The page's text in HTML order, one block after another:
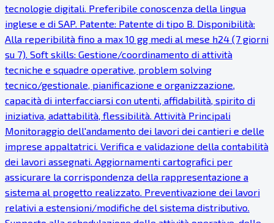
tecnologie digitali. Preferibile conoscenza della lingua
inglese e di SAP. Patente: Patente di tipo B. Disponibilità:
Alla reperibilità fino a max 10 gg medi al mese h24 (7 giorni
su 7). Soft skills: Gestione/coordinamento di attività
tecniche e squadre operative, problem solving
tecnico/gestionale, pianificazione e organizzazione,
capacità di interfacciarsi con utenti, affidabilità, spirito di
iniziativa, adattabilità, flessibilità. Attività Principali
Monitoraggio dell'andamento dei lavori dei cantieri e delle
imprese appaltatrici. Verifica e validazione della contabilità
dei lavori assegnati. Aggiornamenti cartografici per
assicurare la corrispondenza della rappresentazione a
sistema al progetto realizzato. Preventivazione dei lavori
relativi a estensioni/modifiche del sistema distributivo.